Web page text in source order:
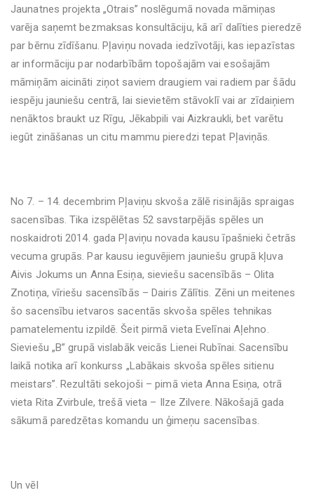
Jaunatnes projekta „Otrais” noslēgumā novada māmiņas
varēja saņemt bezmaksas konsultāciju, kā arī dalīties pieredzē
par bērnu zīdīšanu. Pļaviņu novada iedzīvotāji, kas iepazīstas
ar informāciju par nodarbībām topošajām vai esošajām
māmiņām aicināti ziņot saviem draugiem vai radiem par šādu
iespēju jauniešu centrā, lai sievietēm stāvoklī vai ar zīdaiņiem
nenāktos braukt uz Rīgu, Jēkabpili vai Aizkraukli, bet varētu
iegūt zināšanas un citu mammu pieredzi tepat Pļaviņās.
No 7. – 14. decembrim Pļaviņu skvoša zālē risinājās spraigas
sacensības. Tika izspēlētas 52 savstarpējās spēles un
noskaidroti 2014. gada Pļaviņu novada kausu īpašnieki četrās
vecuma grupās. Par kausu ieguvējiem jauniešu grupā kļuva
Aivis Jokums un Anna Esiņa, sieviešu sacensībās – Olita
Znotiņa, vīriešu sacensībās – Dairis Zālītis. Zēni un meitenes
šo sacensību ietvaros sacentās skvoša spēles tehnikas
pamatelementu izpildē. Šeit pirmā vieta Evelīnai Aļehno.
Sieviešu „B” grupā vislabāk veicās Lienei Rubīnai. Sacensību
laikā notika arī konkurss „Labākais skvoša spēles sitienu
meistars”. Rezultāti sekojoši – pimā vieta Anna Esiņa, otrā
vieta Rita Zvirbule, trešā vieta – Ilze Zilvere. Nākošajā gada
sākumā paredzētas komandu un ģimeņu sacensības.
Un vēl